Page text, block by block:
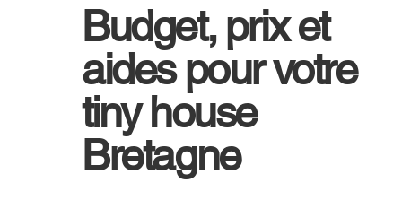
Budget, prix et
aides pour votre
tiny house
Bretagne